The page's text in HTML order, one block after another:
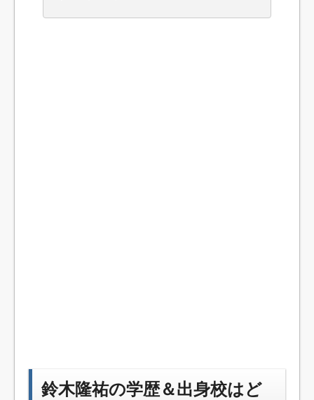
鈴木隆祐の学歴＆出身校はど